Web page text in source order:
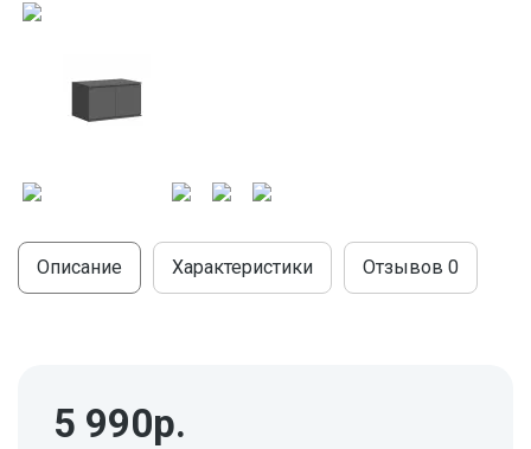
МОДУЛЬНЫЕ КУХНИ
СТУЛЬЯ
ТАБУРЕТЫ
ЭТАЖЕРКИ И БАНКЕТКИ
Описание Характеристики Отзывов 0
5 990р.